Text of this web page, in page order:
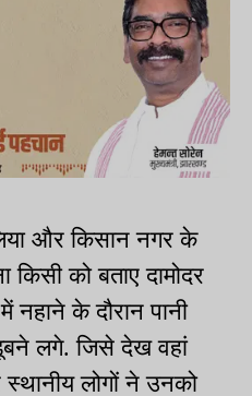
और किसान नगर के
को बताए दामोदर
नहाने के दौरान पानी
लगे. जिसे देख वहां
लोगों ने उनको